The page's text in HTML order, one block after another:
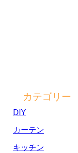
カテゴリー
DIY
カーテン
キッチン